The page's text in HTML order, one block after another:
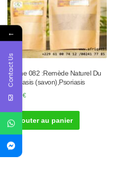
Tisane 082 :Remède Naturel Du
Psoriasis (savon),Psoriasis
20.00€
Ajouter au panier
←
Contact Us